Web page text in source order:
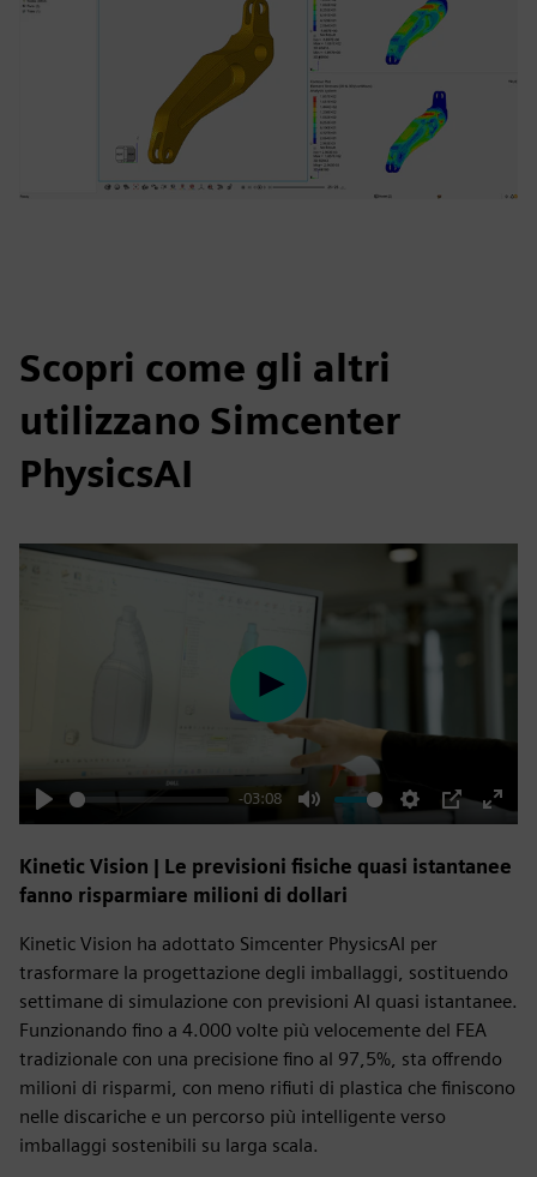
Scopri come gli altri
utilizzano Simcenter
PhysicsAI
Play
-03:08
Mute Settings
PIP
Enter
Play
Kinetic Vision | Le previsioni fisiche quasi istantanee
fanno risparmiare milioni di dollari
Kinetic Vision ha adottato Simcenter PhysicsAI per
trasformare la progettazione degli imballaggi, sostituendo
settimane di simulazione con previsioni AI quasi istantanee.
Funzionando fino a 4.000 volte più velocemente del FEA
tradizionale con una precisione fino al 97,5%, sta offrendo
milioni di risparmi, con meno rifiuti di plastica che finiscono
nelle discariche e un percorso più intelligente verso
imballaggi sostenibili su larga scala.